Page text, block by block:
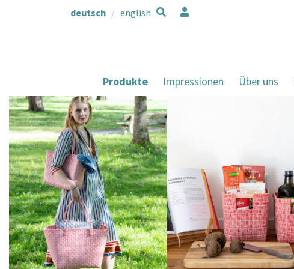
deutsch english
Produkte Impressionen Über uns